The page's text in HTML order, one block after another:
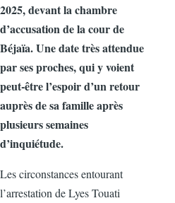
2025, devant la chambre
d’accusation de la cour de
Béjaïa. Une date très attendue
par ses proches, qui y voient
peut‑être l’espoir d’un retour
auprès de sa famille après
plusieurs semaines
d’inquiétude.
Les circonstances entourant
l’arrestation de Lyes Touati